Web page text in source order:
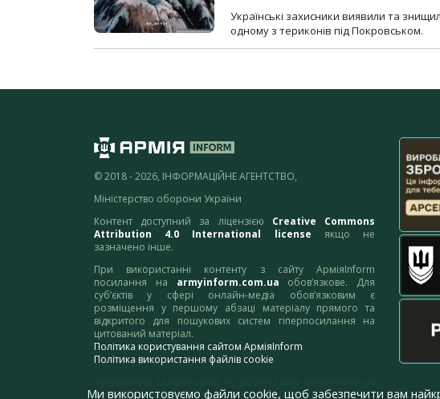
Українські захисники виявили та
одному з териконів під Покровськом.
© 2018 - 2026, ІНФОРМАЦІЙНЕ АГЕНТСТВО,
Міністерство оборони України
Контент доступний за ліцензією Creative Commons
Attribution 4.0 International license якщо не
зазначено інше.
При використанні контенту з сайту АрміяInform
посилання на armyinform.com.ua обов’язкове. Для
суб’єктів у сфері онлайн-медіа обов’язковим є
розміщення у першому абзаці матеріалу прямого та
відкритого для пошукових систем гіперпосилання на
цитований матеріал.
Політика користування сайтом АрміяInform
Політика використання файлів cookie
адресу:webmaster@armyinform.com.ua
Ми використовуємо файли cookie, щоб забезпечити вам